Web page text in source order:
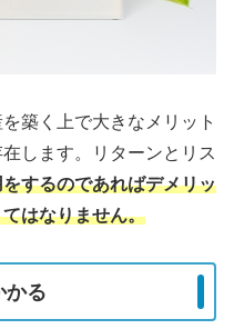
築く上で大きなメリット
します。リターンとリス
するのであればデメリッ
はなりません。
かる